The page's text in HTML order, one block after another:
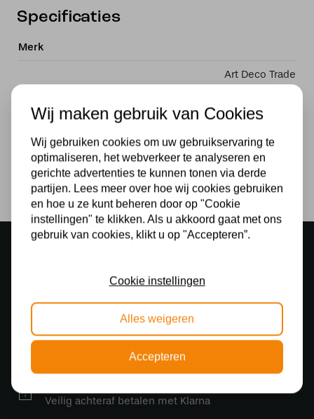
Specificaties
Merk
Art Deco Trade
Lichtbron
Nee
Sfeervolle showroom
Gratis verzending
Gratis verzending in NL vanaf € 50,-
Gratis lichtbronnen
Bestelling inclusief lichtbron
Veilig achteraf betalen met Klarna
Wij maken gebruik van Cookies
Wij gebruiken cookies om uw gebruikservaring te
optimaliseren, het webverkeer te analyseren en
gerichte advertenties te kunnen tonen via derde
partijen. Lees meer over hoe wij cookies gebruiken
en hoe u ze kunt beheren door op "Cookie
instellingen" te klikken. Als u akkoord gaat met ons
gebruik van cookies, klikt u op "Accepteren”.
Cookie instellingen
Alles weigeren
Accepteren